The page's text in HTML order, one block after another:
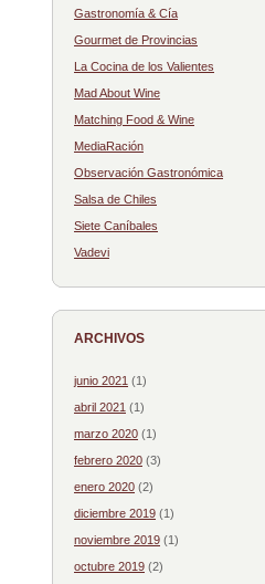
Gastronomía & Cía
Gourmet de Provincias
La Cocina de los Valientes
Mad About Wine
Matching Food & Wine
MediaRación
Observación Gastronómica
Salsa de Chiles
Siete Caníbales
Vadevi
ARCHIVOS
junio 2021 (1)
abril 2021 (1)
marzo 2020 (1)
febrero 2020 (3)
enero 2020 (2)
diciembre 2019 (1)
noviembre 2019 (1)
octubre 2019 (2)